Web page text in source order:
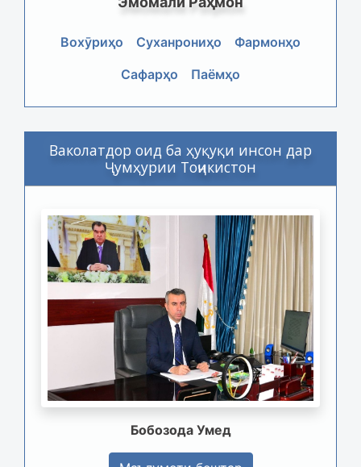
Вохӯриҳо Суханрониҳо
Фармонҳо
Сафарҳо
Паёмҳо
Ваколатдор оид ба ҳуқуқи инсон дар
Ҷумҳурии Тоҷикистон
Бобозода Умед